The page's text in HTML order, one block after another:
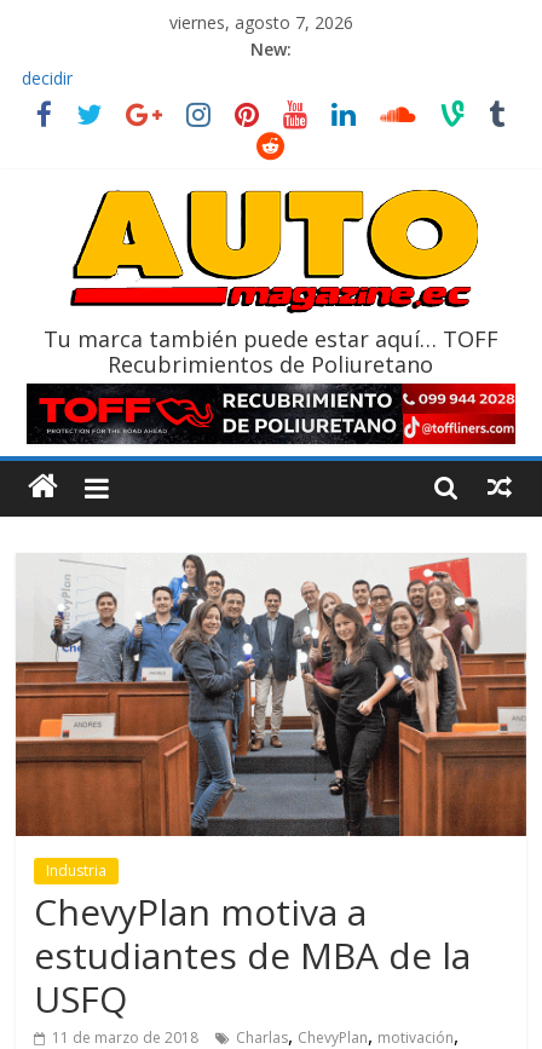
viernes, agosto 7, 2026
New:
El costo de tener un vehículo gana protagonismo a la hora de
decidir
Ultima película ‘Spider‑Man: Brand New Day’ pone en escena a
La Vuelta al Ecuador 2026, edición 47ª, recorre 7 provincias en 8
La FEDAK recibe 12 Sinotruk Bolden para cubrir las rutas de La
Tu marca también puede estar aquí… TOFF
Recubrimientos de Poliuretano
Industria
ChevyPlan motiva a
estudiantes de MBA de la
USFQ
11 de marzo de 2018 Charlas, ChevyPlan, motivación,